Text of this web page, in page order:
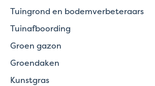
Tuingrond en bodemverbeteraars
Tuinafboording
Groen gazon
Groendaken
Kunstgras